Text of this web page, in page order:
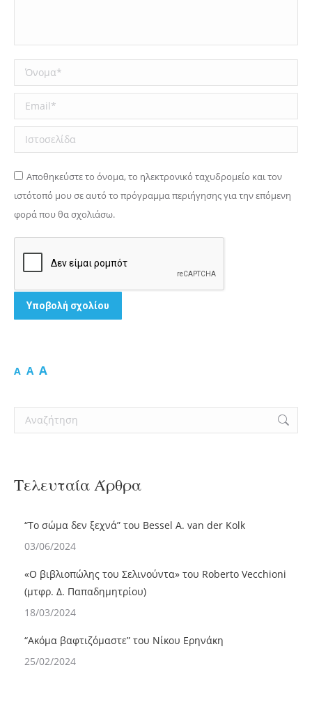
Όνομα *
Email *
Ιστοσελίδα
Αποθηκεύστε το όνομα, το ηλεκτρονικό ταχυδρομείο και τον
ιστότοπό μου σε αυτό το πρόγραμμα περιήγησης για την επόμενη
φορά που θα σχολιάσω.
Υποβολή σχολίου
A A A
Search:
Τελευταία Άρθρα
“Το σώμα δεν ξεχνά” του Bessel A. van der Kolk
03/06/2024
«Ο βιβλιoπώλης του Σελινούντα» του Roberto Vecchioni
(μτφρ. Δ. Παπαδημητρίου)
18/03/2024
“Ακόμα βαφτιζόμαστε” του Νίκου Ερηνάκη
25/02/2024